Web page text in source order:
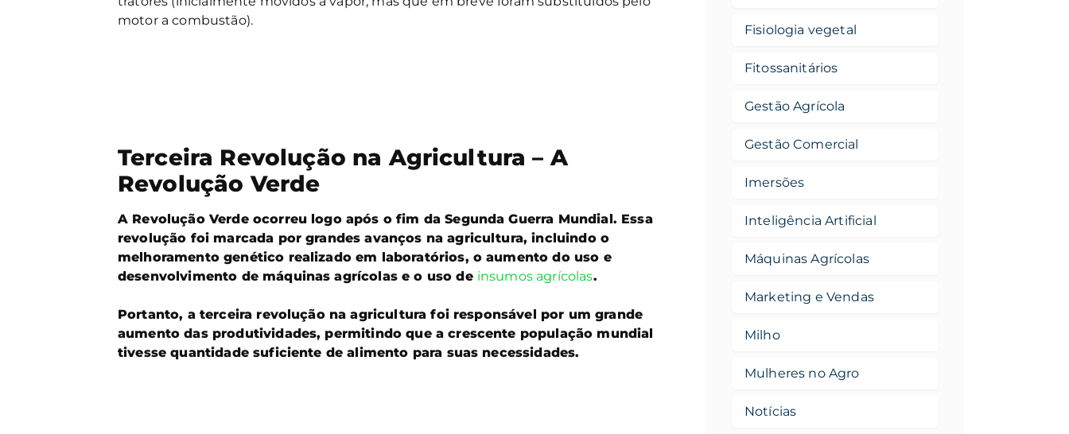
motor a combustão).
Terceira Revolução na Agricultura – A
Revolução Verde
A Revolução Verde ocorreu logo após o fim da Segunda Guerra Mundial. Essa
revolução foi marcada por grandes avanços na agricultura, incluindo o
melhoramento genético realizado em laboratórios, o aumento do uso e
desenvolvimento de máquinas agrícolas e o uso de insumos agrícolas.
Portanto, a terceira revolução na agricultura foi responsável por um grande
aumento das produtividades, permitindo que a crescente população mundial
tivesse quantidade suficiente de alimento para suas necessidades.
Fisiologia vegetal
Fitossanitários
Gestão Agrícola
Gestão Comercial
Imersões
Inteligência Artificial
Máquinas Agrícolas
Marketing e Vendas
Milho
Mulheres no Agro
Notícias